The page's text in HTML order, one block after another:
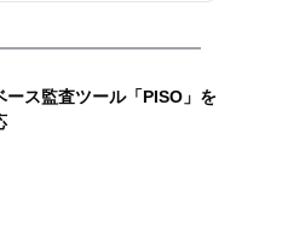
ス監査ツール「PISO」を